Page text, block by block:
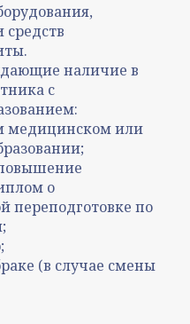
средств
наличие в
с
медицинском или
о
переподготовке по
(в случае смены